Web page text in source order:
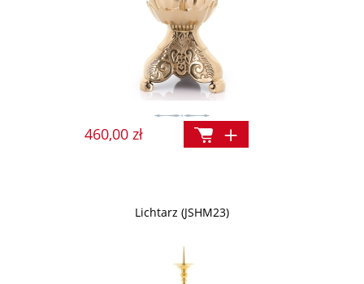
460,00 zł
Lichtarz (JSHM23)